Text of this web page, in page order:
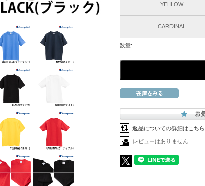
YELLOW
CARDINAL
数量:
返品についての詳細はこちら
レビューはありません